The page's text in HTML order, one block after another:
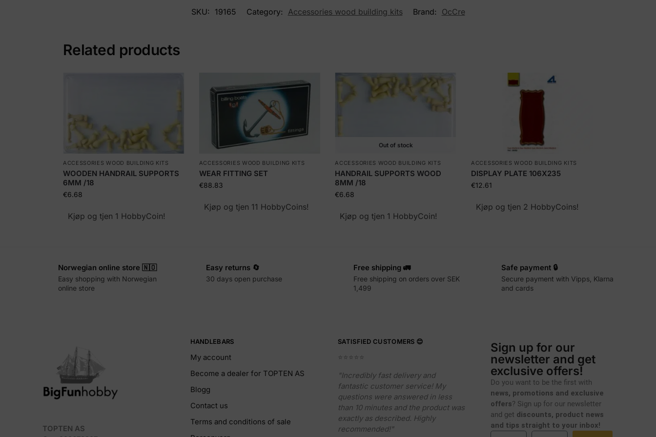
SKU: 19165 Category: Accessories wood building kits Brand: OcCre
Related products
ACCESSORIES WOOD BUILDING KITS
WOODEN HANDRAIL SUPPORTS
6MM /18
€6.68
Kjøp og tjen 1 HobbyCoin!
ACCESSORIES WOOD BUILDING KITS
WEAR FITTING SET
€88.83
Kjøp og tjen 11 HobbyCoins!
Out of stock
ACCESSORIES WOOD BUILDING KITS
HANDRAIL SUPPORTS WOOD
8MM /18
€6.68
Kjøp og tjen 1 HobbyCoin!
ACCESSORIES WOOD BUILDING KITS
DISPLAY PLATE 106X235
€12.61
Kjøp og tjen 2 HobbyCoins!
Norwegian online store 🇳🇴
Easy shopping with Norwegian
online store
Easy returns 🔄
30 days open purchase
Free shipping 🚛
Free shipping on orders over SEK
1,499
Safe payment 🔒
Secure payment with Vipps, Klarna
and cards
TOPTEN AS
HANDLEBARS
My account
Become a dealer for TOPTEN AS
Blogg
Contact us
Terms and conditions of sale
SATISFIED CUSTOMERS 😊
⭐️⭐️⭐️⭐️⭐️
"Incredibly fast delivery and
fantastic customer service! My
questions were answered in less
than 10 minutes and the product was
exactly as described. Highly
recommended!"
Sign up for our
newsletter and get
exclusive offers!
Do you want to be the first with
news, promotions and exclusive
offers? Sign up for our newsletter
and get discounts, product news
and tips straight to your inbox!